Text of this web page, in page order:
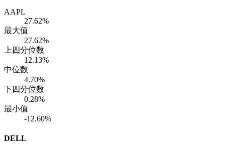
AAPL
27.62%
最大值
27.62%
上四分位数
12.13%
中位数
4.70%
下四分位数
0.28%
最小值
-12.60%
DELL